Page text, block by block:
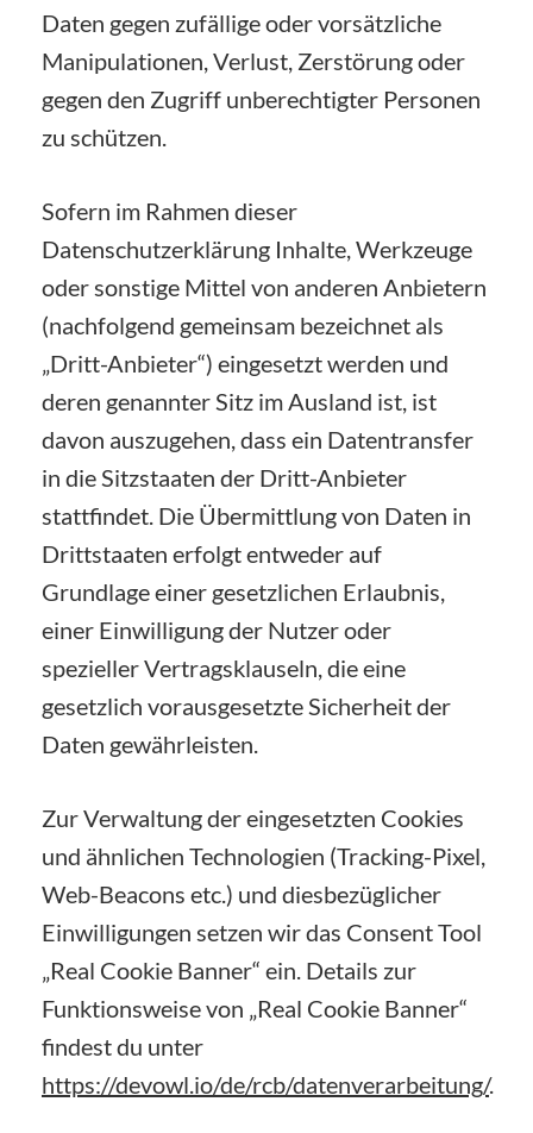
Daten gegen zufällige oder vorsätzliche
Manipulationen, Verlust, Zerstörung oder
gegen den Zugriff unberechtigter Personen
zu schützen.
Sofern im Rahmen dieser
Datenschutzerklärung Inhalte, Werkzeuge
oder sonstige Mittel von anderen Anbietern
(nachfolgend gemeinsam bezeichnet als
„Dritt-Anbieter“) eingesetzt werden und
deren genannter Sitz im Ausland ist, ist
davon auszugehen, dass ein Datentransfer
in die Sitzstaaten der Dritt-Anbieter
stattfindet. Die Übermittlung von Daten in
Drittstaaten erfolgt entweder auf
Grundlage einer gesetzlichen Erlaubnis,
einer Einwilligung der Nutzer oder
spezieller Vertragsklauseln, die eine
gesetzlich vorausgesetzte Sicherheit der
Daten gewährleisten.
Zur Verwaltung der eingesetzten Cookies
und ähnlichen Technologien (Tracking-Pixel,
Web-Beacons etc.) und diesbezüglicher
Einwilligungen setzen wir das Consent Tool
„Real Cookie Banner“ ein. Details zur
Funktionsweise von „Real Cookie Banner“
findest du unter
https://devowl.io/de/rcb/datenverarbeitung/.